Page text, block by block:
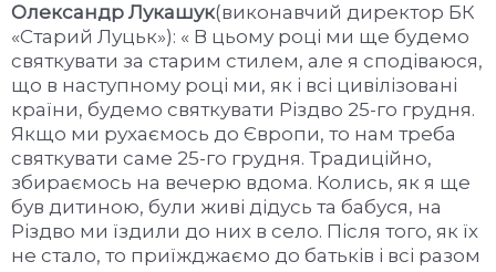
Олександр Лукашук(виконавчий директор БК
«Старий Луцьк»): « В цьому році ми ще будемо
святкувати за старим стилем, але я сподіваюся,
що в наступному році ми, як і всі цивілізовані
країни, будемо святкувати Різдво 25-го грудня.
Якщо ми рухаємось до Європи, то нам треба
святкувати саме 25-го грудня. Традиційно,
збираємось на вечерю вдома. Колись, як я ще
був дитиною, були живі дідусь та бабуся, на
Різдво ми їздили до них в село. Після того, як їх
не стало, то приїжджаємо до батьків і всі разом